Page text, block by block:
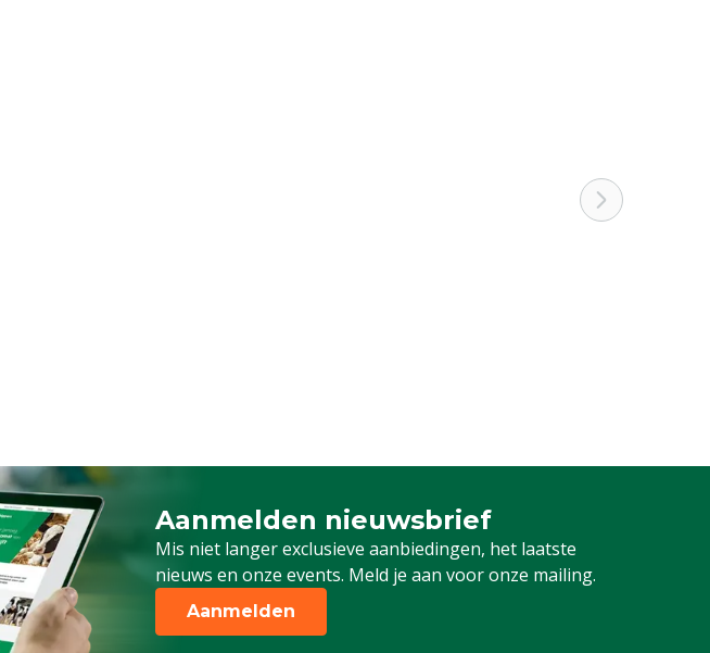
Aanmelden nieuwsbrief
Mis niet langer exclusieve aanbiedingen, het laatste
nieuws en onze events. Meld je aan voor onze mailing.
Schrijf je in voor onze nieuwsbrief
Aanmelden